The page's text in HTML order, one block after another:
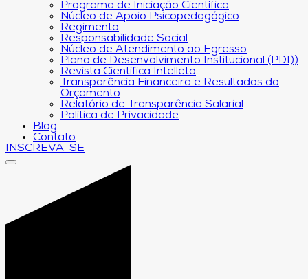
Programa de Iniciação Científica
Núcleo de Apoio Psicopedagógico
Regimento
Responsabilidade Social
Núcleo de Atendimento ao Egresso
Plano de Desenvolvimento Institucional (PDI))
Revista Científica Intelleto
Transparência Financeira e Resultados do
Orçamento
Relatório de Transparência Salarial
Política de Privacidade
Blog
Contato
INSCREVA-SE